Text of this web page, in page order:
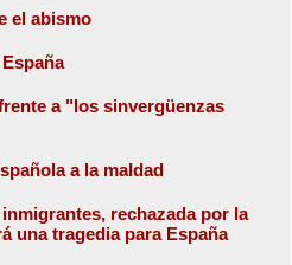
el abismo
a "los sinvergüenzas
a la maldad
rechazada por la
una tragedia para España